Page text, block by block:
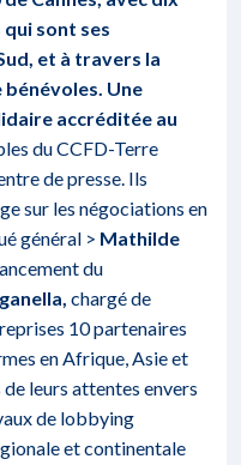
sont ses
et à travers la
bénévoles. Une
accréditée au
du CCFD-Terre
de presse. Ils
sur les négociations en
général > Mathilde
du
chargé de
10 partenaires
en Afrique, Asie et
leurs attentes envers
de lobbying
et continentale